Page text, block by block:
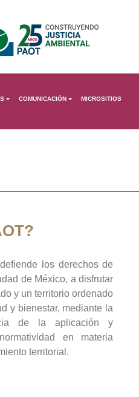
COMUNICACIÓN MICROSITIOS
los derechos de
de México, a disfrutar
y un territorio ordenado
y bienestar, mediante la
de la aplicación y
en materia
territorial.